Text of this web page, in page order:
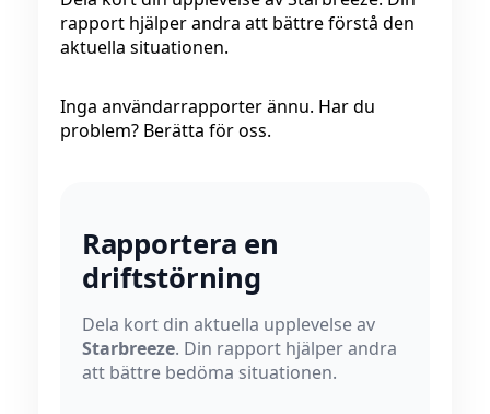
rapport hjälper andra att bättre förstå den
aktuella situationen.
Inga användarrapporter ännu. Har du
problem? Berätta för oss.
Rapportera en
driftstörning
Dela kort din aktuella upplevelse av
Starbreeze. Din rapport hjälper andra
att bättre bedöma situationen.